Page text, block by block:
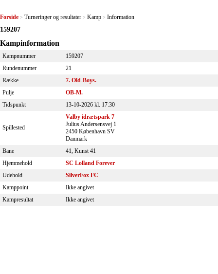
Forside > Turneringer og resultater > Kamp > Information
159207
Kampinformation
Kampnummer
159207
Rundenummer
21
Række
7. Old-Boys.
Pulje
OB-M.
Tidspunkt
13-10-2026 kl. 17:30
Spillested
Valby idrætspark 7
Julius Andersensvej 1
2450 København SV
Danmark
Bane
41, Kunst 41
Hjemmehold
SC Lolland Forever
Udehold
SilverFox FC
Kamppoint
Ikke angivet
Kampresultat
Ikke angivet